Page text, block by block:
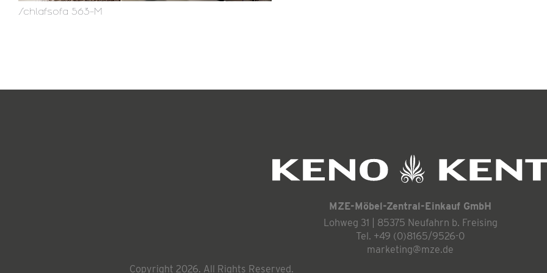
Schlafsofa 563-M
MZE-Möbel-Zentral-Einkauf GmbH
Lohweg 31 | 85375 Neufahrn b. Freising
Tel. +49 (0)8165/9526-0
marketing@mze.de
Copyright 2026. All Rights Reserved.